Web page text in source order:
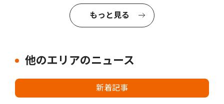
もっと見る
他のエリアのニュース
新着記事